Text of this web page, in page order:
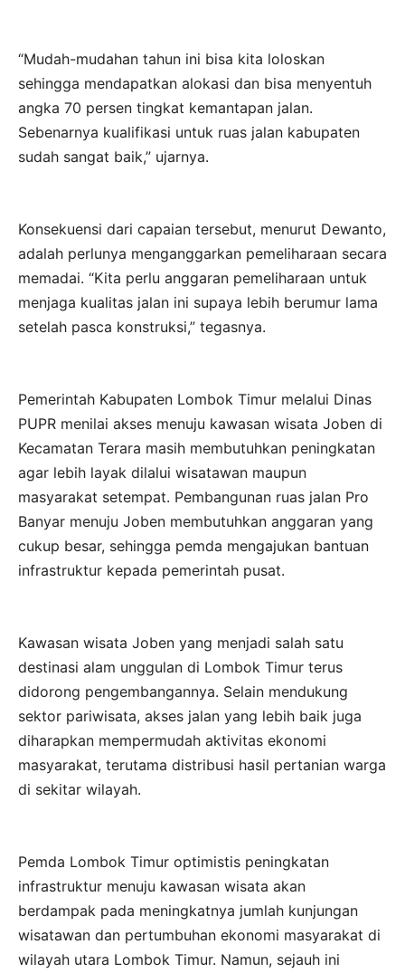
“Mudah-mudahan tahun ini bisa kita loloskan
sehingga mendapatkan alokasi dan bisa menyentuh
angka 70 persen tingkat kemantapan jalan.
Sebenarnya kualifikasi untuk ruas jalan kabupaten
sudah sangat baik,” ujarnya.
Konsekuensi dari capaian tersebut, menurut Dewanto,
adalah perlunya menganggarkan pemeliharaan secara
memadai. “Kita perlu anggaran pemeliharaan untuk
menjaga kualitas jalan ini supaya lebih berumur lama
setelah pasca konstruksi,” tegasnya.
Pemerintah Kabupaten Lombok Timur melalui Dinas
PUPR menilai akses menuju kawasan wisata Joben di
Kecamatan Terara masih membutuhkan peningkatan
agar lebih layak dilalui wisatawan maupun
masyarakat setempat. Pembangunan ruas jalan Pro
Banyar menuju Joben membutuhkan anggaran yang
cukup besar, sehingga pemda mengajukan bantuan
infrastruktur kepada pemerintah pusat.
Kawasan wisata Joben yang menjadi salah satu
destinasi alam unggulan di Lombok Timur terus
didorong pengembangannya. Selain mendukung
sektor pariwisata, akses jalan yang lebih baik juga
diharapkan mempermudah aktivitas ekonomi
masyarakat, terutama distribusi hasil pertanian warga
di sekitar wilayah.
Pemda Lombok Timur optimistis peningkatan
infrastruktur menuju kawasan wisata akan
berdampak pada meningkatnya jumlah kunjungan
wisatawan dan pertumbuhan ekonomi masyarakat di
wilayah utara Lombok Timur. Namun, sejauh ini